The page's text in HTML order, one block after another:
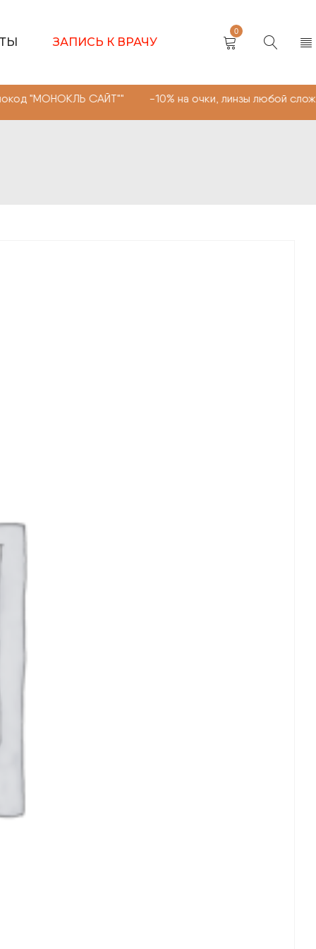
ЗАПИСЬ К ВРАЧУ
0
-10% на очки, линзы любой